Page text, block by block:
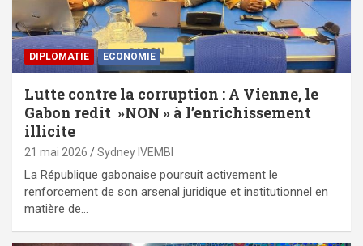
DIPLOMATIE ECONOMIE
Lutte contre la corruption : A Vienne, le
Gabon redit »NON » à l’enrichissement
illicite
21 mai 2026 Sydney IVEMBI
La République gabonaise poursuit activement le
renforcement de son arsenal juridique et institutionnel en
matière de…